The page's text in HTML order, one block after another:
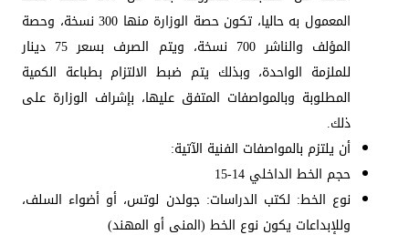
المعمول به حاليا، تكون حصة الوزارة منها 300 نسخة، وحصة
المؤلف والناشر 700 نسخة، ويتم الصرف بسعر 75 دينار
للملزمة الواحدة، وبذلك يتم ضبط الالتزام بطباعة الكمية
المطلوبة وبالمواصفات المتفق عليها، بإشراف الوزارة على
ذلك.
أن يلتزم بالمواصفات الفنية الآتية:
حجم الخط الداخلي 14-15
نوع الخط: لكتب الدراسات: جولدن لوتس، أو أضواء السلف،
وللإبداعات يكون نوع الخط (المنى أو المهند)